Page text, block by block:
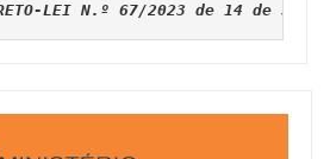
LEI N.º 67/2023 de 14 de